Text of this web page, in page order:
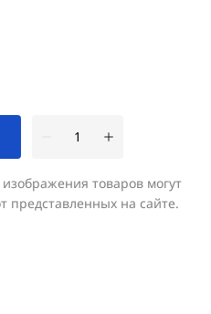
товаров могут
представленных на сайте.